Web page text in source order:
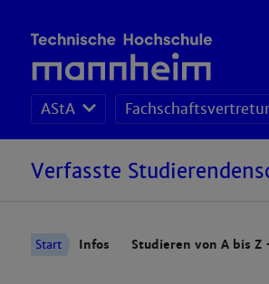
AStA
Verfasste
Start Infos Studieren von A bis Z